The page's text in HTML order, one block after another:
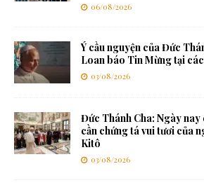
06/08/2026
Ý cầu nguyện của Đức
Loan báo Tin Mừng tại
03/08/2026
Đức Thánh Cha: Ngày
cần chứng tá vui tươi của
Kitô
03/08/2026